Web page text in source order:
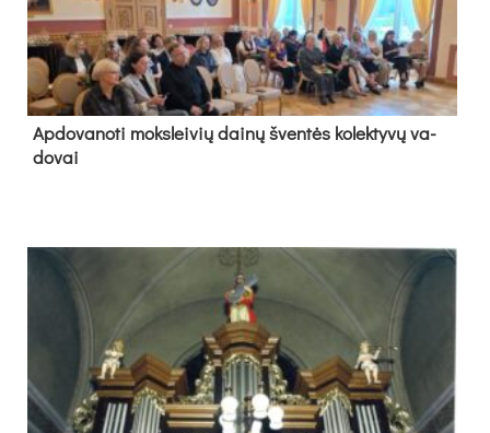
Ap­do­va­no­ti moks­lei­vių dai­nų šven­tės ko­lek­ty­vų va­
do­vai